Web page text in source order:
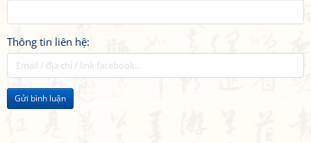
Thông tin liên hệ:
Gửi bình luận